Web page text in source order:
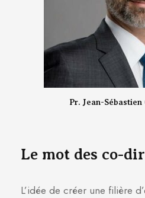
Pr. Jean-Sébastien
Le mot des co-
L’idée de créer une filière